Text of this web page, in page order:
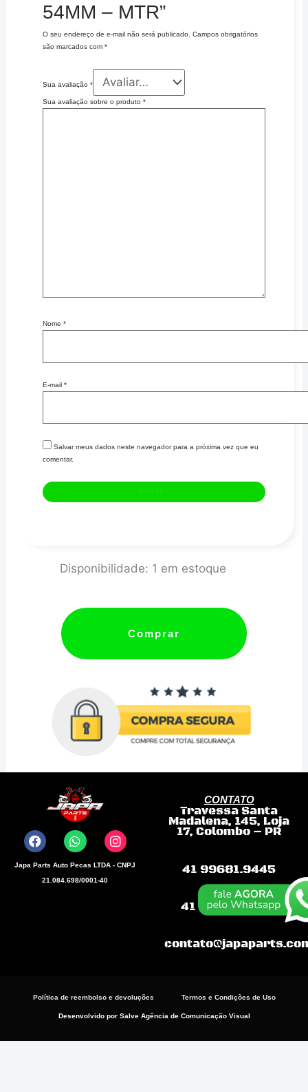
54MM – MTR”
O seu endereço de e-mail não será publicado.
Campos obrigatórios
são marcados com *
Sua avaliação *
Sua avaliação sobre o produto *
Nome *
E-mail *
Salvar meus dados neste navegador para a próxima vez que eu
comentar.
Disponibilidade: 1 em estoque
PINO
PISTÃO
-
H13
54MM
MTR
quantidade
Comprar
a
c
e
b
W
h
a
t
s
a
n
s
t
a
Japa Parts Auto Pecas LTDA - CNPJ
21.084.698/0001-40
CONTATO
Travessa Santa
Madalena, 145, Loja
17, Colombo – PR
41 99681.9445
41 99868-3198
Política de reembolso e devoluções Termos e Condições de Uso
Desenvolvido por Salve Agência de Comunicação Visual